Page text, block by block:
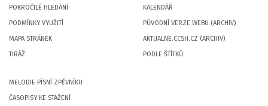
POKROČILÉ HLEDÁNÍ
PODMÍNKY VYUŽITÍ
MAPA STRÁNEK
TIRÁŽ
KALENDÁŘ
PŮVODNÍ VERZE WEBU (ARCHIV)
AKTUALNE.CCSH.CZ (ARCHIV)
PODLE ŠTÍTKŮ
MELODIE PÍSNÍ ZPĚVNÍKU
ČASOPISY KE STAŽENÍ